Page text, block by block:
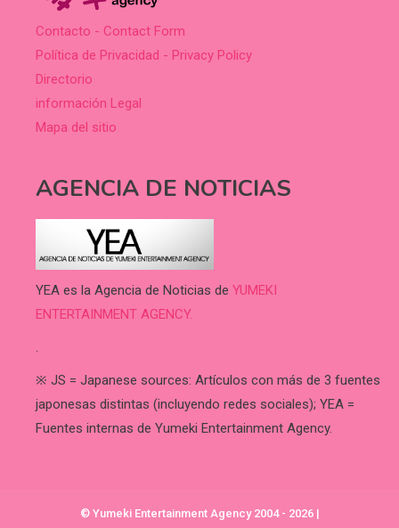
Contacto - Contact Form
Política de Privacidad - Privacy Policy
Directorio
información Legal
Mapa del sitio
AGENCIA DE NOTICIAS
YEA es la Agencia de Noticias de YUMEKI
ENTERTAINMENT AGENCY.
.
※ JS = Japanese sources: Artículos con más de 3 fuentes
japonesas distintas (incluyendo redes sociales); YEA =
Fuentes internas de Yumeki Entertainment Agency.
© Yumeki Entertainment Agency 2004 - 2026 |